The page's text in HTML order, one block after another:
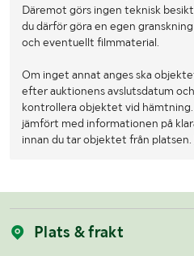
Däremot görs ingen teknisk
du därför göra en egen
och eventuellt filmmaterial.
Om inget annat anges ska
efter auktionens avslutsdatum
kontrollera objektet vid
jämfört med informationen på
innan du tar objektet från platsen.
Plats & frakt